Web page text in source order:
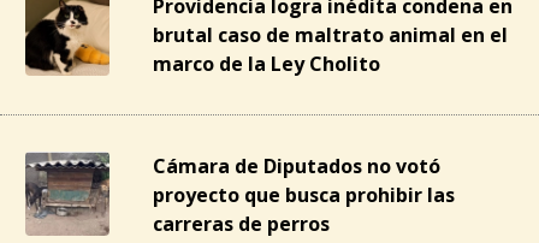
Providencia logra inédita condena en
brutal caso de maltrato animal en el
marco de la Ley Cholito
Cámara de Diputados no votó
proyecto que busca prohibir las
carreras de perros